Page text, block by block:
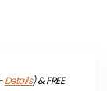
Details)&FREE